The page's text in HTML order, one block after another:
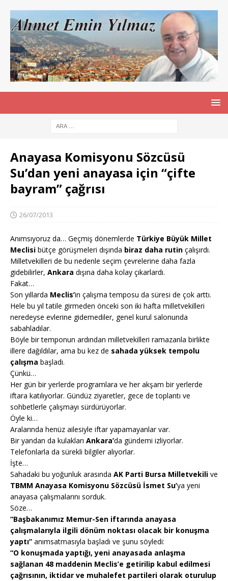
Anayasa Komisyonu Sözcüsü
Su’dan yeni anayasa için “çifte
bayram” çağrısı
26/07/2013
Anımsıyoruz da… Geçmiş dönemlerde Türkiye Büyük Millet
Meclisi bütçe görüşmeleri dışında biraz daha rutin çalışırdı.
Milletvekilleri de bu nedenle seçim çevrelerine daha fazla
gidebilirler, Ankara dışına daha kolay çıkarlardı.
Fakat…
Son yıllarda Meclis’in çalışma temposu da süresi de çok arttı.
Hele bu yıl tatile girmeden önceki son iki hafta milletvekilleri
neredeyse evlerine gidemediler, genel kurul salonunda
sabahladılar.
Böyle bir temponun ardından milletvekilleri ramazanla birlikte
illere dağıldılar, ama bu kez de sahada yüksek tempolu
çalışma başladı.
Çünkü…
Her gün bir yerlerde programlara ve her akşam bir yerlerde
iftara katılıyorlar. Gündüz ziyaretler, gece de toplantı ve
sohbetlerle çalışmayı sürdürüyorlar.
Öyle ki…
Aralarında henüz ailesiyle iftar yapamayanlar var.
Bir yandan da kulakları Ankara’da gündemi izliyorlar.
Telefonlarla da sürekli bilgiler alıyorlar.
İşte…
Sahadaki bu yoğunluk arasında AK Parti Bursa Milletvekili ve
TBMM Anayasa Komisyonu Sözcüsü İsmet Su’ya yeni
anayasa çalışmalarını sorduk.
Söze…
“Başbakanımız Memur-Sen iftarında anayasa
çalışmalarıyla ilgili dönüm noktası olacak bir konuşma
yaptı” anımsatmasıyla başladı ve şunu söyledi:
“O konuşmada yaptığı, yeni anayasada anlaşma
sağlanan 48 maddenin Meclis’e getirilip kabul edilmesi
çağrısının, iktidar ve muhalefet partileri olarak oturulup